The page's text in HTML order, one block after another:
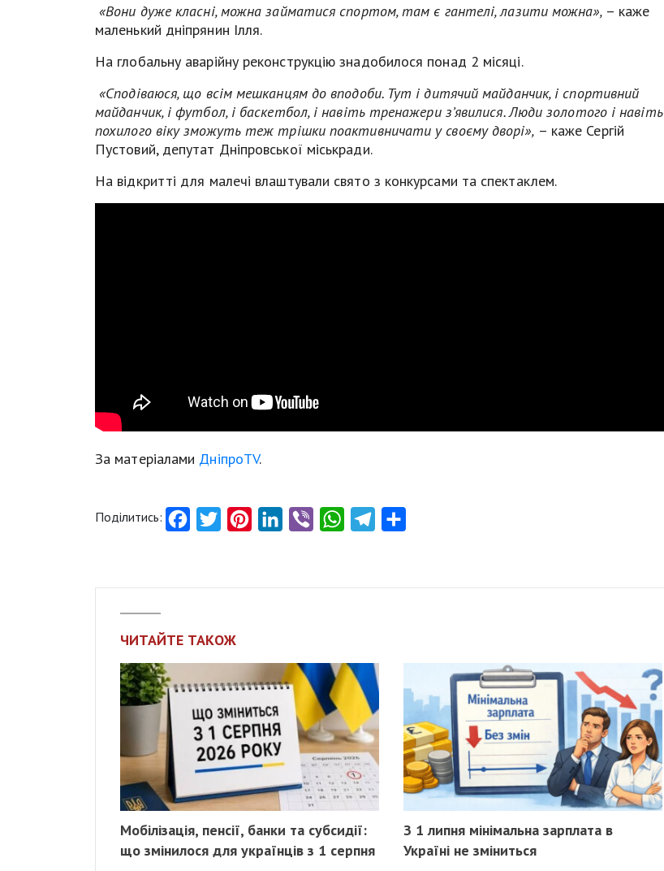
«Вони дуже класні, можна займатися спортом, там є гантелі, лазити можна», – каже
маленький дніпрянин Ілля.
На глобальну аварійну реконструкцію знадобилося понад 2 місяці.
«Сподіваюся, що всім мешканцям до вподоби. Тут і дитячий майданчик, і спортивний
майданчик, і футбол, і баскетбол, і навіть тренажери з’явилися. Люди золотого і навіть
похилого віку зможуть теж трішки поактивничати у своєму дворі», – каже Сергій
Пустовий, депутат Дніпровської міськради.
На відкритті для малечі влаштували свято з конкурсами та спектаклем.
За матеріалами ДніпроTV.
Поділитись: FacebookTwitter PinterestLinkedInViber WhatsAppTelegram
ЧИТАЙТЕ ТАКОЖ
Мобілізація, пенсії, банки та субсидії:
що змінилося для українців з 1 серпня
З 1 липня мінімальна зарплата в
Україні не зміниться